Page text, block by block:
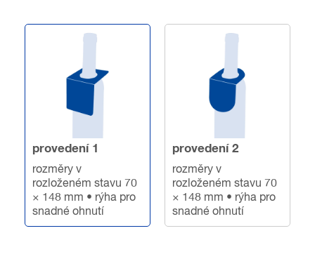
provedení 1
rozměry v
rozloženém stavu 70
× 148 mm • rýha pro
snadné ohnutí
provedení 2
rozměry v
rozloženém stavu 70
× 148 mm • rýha pro
snadné ohnutí